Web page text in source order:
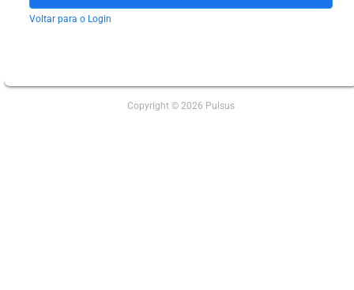
Voltar para o Login
Copyright © 2026 Pulsus